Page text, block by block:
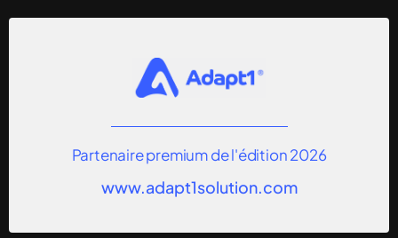
Partenaire premium de l'édition 2026
www.adapt1solution.com